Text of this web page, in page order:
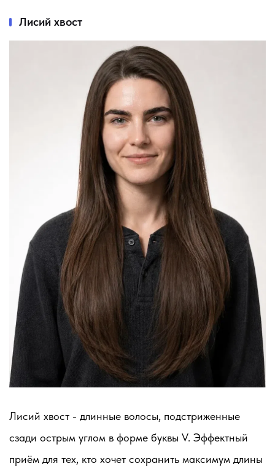
Лисий хвост
Лисий хвост - длинные волосы, подстриженные
сзади острым углом в форме буквы V. Эффектный
приём для тех, кто хочет сохранить максимум длины